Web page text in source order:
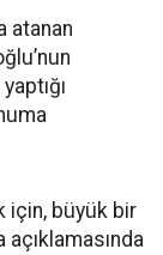
atanan
için, büyük bir
açıklamasında